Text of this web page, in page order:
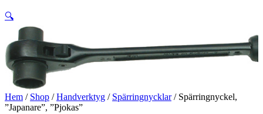
🔍
Hem / Shop /Handverktyg / Spärringnycklar/ Spärringnyckel,
”Japanare”, ”Pjokas”